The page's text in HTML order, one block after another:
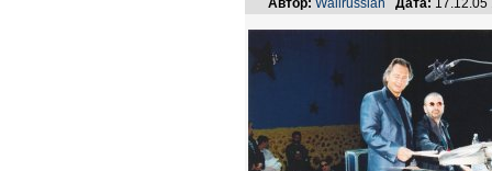
Автор: Wallrussian Дата: